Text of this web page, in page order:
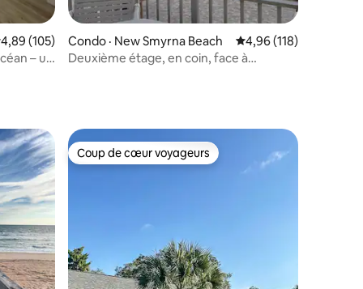
moyenne de 4,89 sur 5, 105 commentaires
4,89 (105)
– un
Condo · New Smyrna Beach Note moyenne de
4,96 (118)
Deuxième étage, en coin, face à
plus aimésCoup de cœur voyageurs
Coup de cœur voyageurs